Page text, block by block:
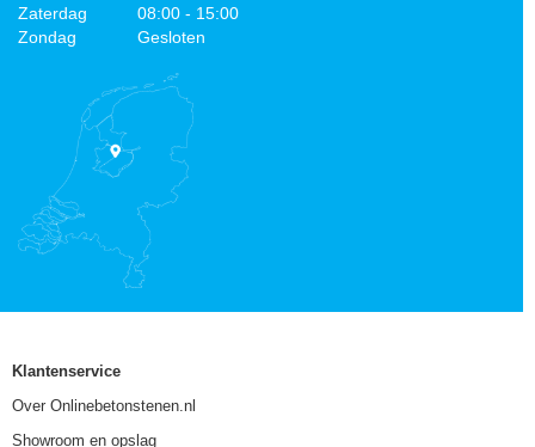
Zaterdag
08:00 - 15:00
Zondag
Gesloten
Klantenservice
Over Onlinebetonstenen.nl
Showroom en opslag